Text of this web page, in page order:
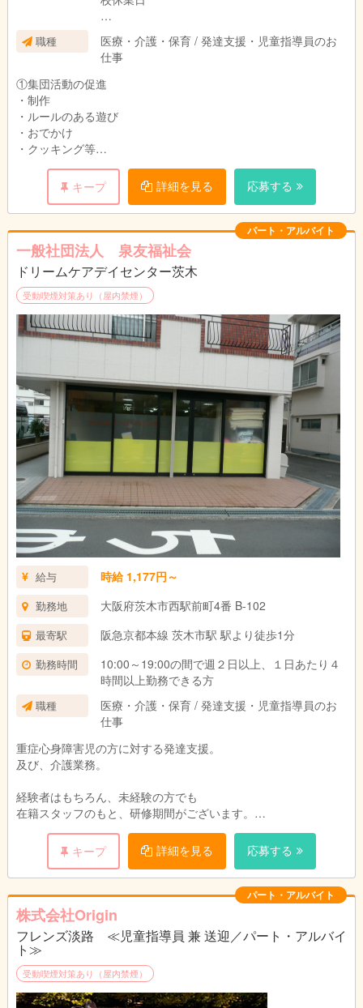
・休日 日曜日
職種
医療・介護・保育 / 発達支援・児童指導員のお
仕事
①集団活動の促進
・制作
・ルールのある遊び
・おでかけ
・クッキング等
③児童の送迎キープ 詳細を見る 応募する
パート・アルバイト
一般社団法人 泉友福祉会
ドリームケアデイセンター茨木
受動喫煙対策あり（屋内禁煙）
給与 時給 1,177円～
勤務地 大阪府茨木市西駅前町4番 B-102
最寄駅 阪急京都本線 茨木市駅 駅より徒歩1分
勤務時間
10:00～19:00の間で週２日以上、１日あたり４
時間以上勤務できる方
職種
医療・介護・保育 / 発達支援・児童指導員のお
仕事
重症心身障害児の方に対する発達支援。
及び、介護業務。
経験者はもちろん、未経験の方でも
在籍スタッフのもと、研修期間がございます。
《採用予定人数》
２名!!(採用決まり次第随時募集終了)
キープ 詳細を見る 応募する
パート・アルバイト
株式会社Origin
フレンズ淡路 ≪児童指導員 兼 送迎／パート・アルバイ
ト≫
受動喫煙対策あり（屋内禁煙）